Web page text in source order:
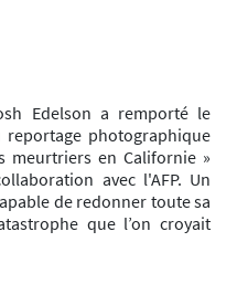
Edelson a remporté le
reportage photographique
meurtriers en Californie »
avec l'AFP. Un
de redonner toute sa
que l’on croyait